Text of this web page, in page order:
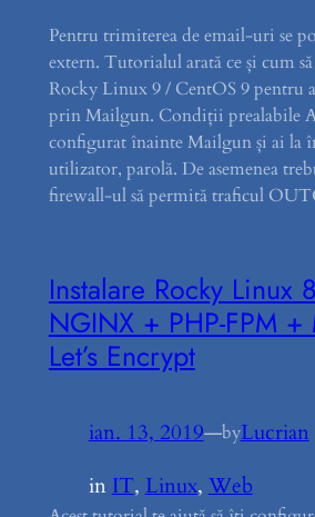
Pentru trimiterea de email-uri se
extern. Tutorialul arată ce și cum
Rocky Linux 9 / CentOS 9 pentru
prin Mailgun. Condiții prealabile
configurat înainte Mailgun și ai la
utilizator, parolă. De asemenea
firewall-ul să permită traficul
Instalare Rocky Linux
NGINX + PHP-FPM
Let’s Encrypt
ian. 13, 2019—byLucrian
in IT, Linux, Web